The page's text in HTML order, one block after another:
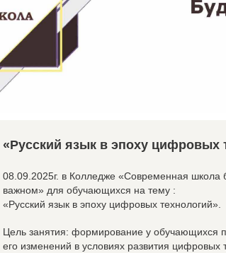
«Русский язык в эпоху цифровых
08.09.2025г. в Колледже «Современная школа
важном» для обучающихся на тему :
«Русский язык в эпоху цифровых технологий».
Цель занятия: формирование у обучающихся
его изменений в условиях развития